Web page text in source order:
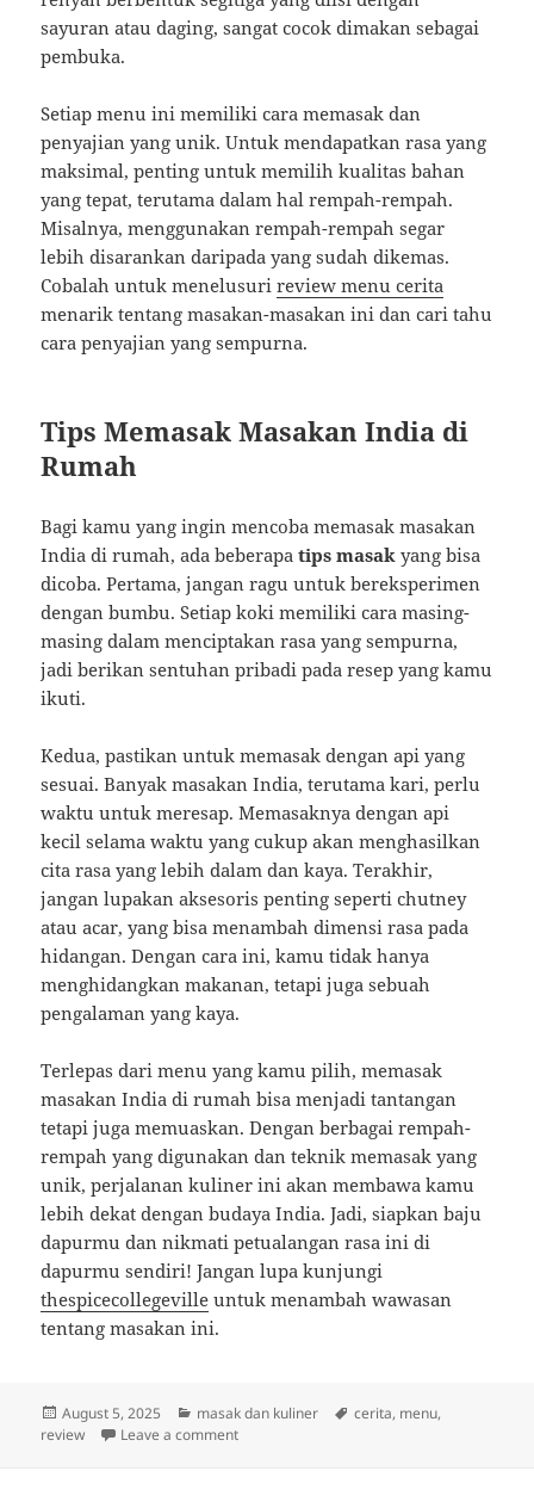
sayuran atau daging, sangat cocok dimakan sebagai
pembuka.
Setiap menu ini memiliki cara memasak dan
penyajian yang unik. Untuk mendapatkan rasa yang
maksimal, penting untuk memilih kualitas bahan
yang tepat, terutama dalam hal rempah-rempah.
Misalnya, menggunakan rempah-rempah segar
lebih disarankan daripada yang sudah dikemas.
Cobalah untuk menelusurireview menu cerita
menarik tentang masakan-masakan ini dan cari tahu
cara penyajian yang sempurna.
Tips Memasak Masakan India di
Rumah
Bagi kamu yang ingin mencoba memasak masakan
India di rumah, ada beberapatips masak yang bisa
dicoba. Pertama, jangan ragu untuk bereksperimen
dengan bumbu. Setiap koki memiliki cara masing-
masing dalam menciptakan rasa yang sempurna,
jadi berikan sentuhan pribadi pada resep yang kamu
ikuti.
Kedua, pastikan untuk memasak dengan api yang
sesuai. Banyak masakan India, terutama kari, perlu
waktu untuk meresap. Memasaknya dengan api
kecil selama waktu yang cukup akan menghasilkan
cita rasa yang lebih dalam dan kaya. Terakhir,
jangan lupakan aksesoris penting seperti chutney
atau acar, yang bisa menambah dimensi rasa pada
hidangan. Dengan cara ini, kamu tidak hanya
menghidangkan makanan, tetapi juga sebuah
pengalaman yang kaya.
Terlepas dari menu yang kamu pilih, memasak
masakan India di rumah bisa menjadi tantangan
tetapi juga memuaskan. Dengan berbagai rempah-
rempah yang digunakan dan teknik memasak yang
unik, perjalanan kuliner ini akan membawa kamu
lebih dekat dengan budaya India. Jadi, siapkan baju
dapurmu dan nikmati petualangan rasa ini di
dapurmu sendiri! Jangan lupa kunjungi
thespicecollegeville untuk menambah wawasan
tentang masakan ini.
Posted
on
August 5, 2025 Categories
masak dan kuliner Tags
cerita, menu,
review
Leave a commenton Menjelajahi Rasa: Kreasi Masakan India